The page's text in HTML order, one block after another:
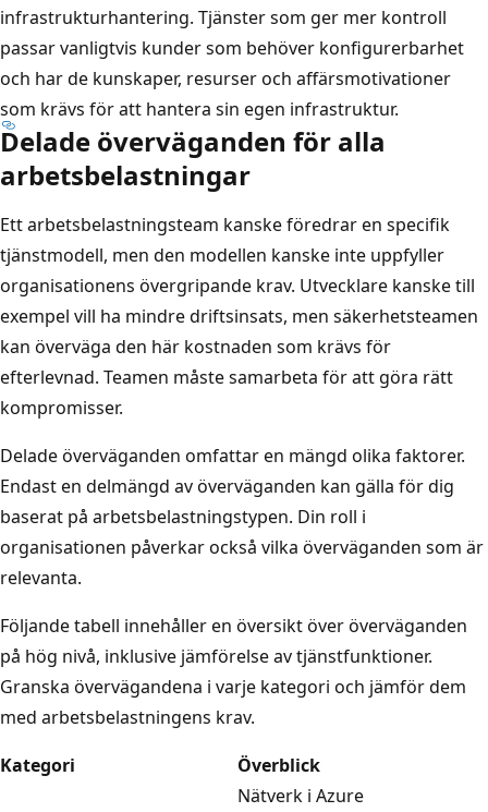
infrastrukturhantering. Tjänster som ger mer kontroll
passar vanligtvis kunder som behöver konfigurerbarhet
och har de kunskaper, resurser och affärsmotivationer
som krävs för att hantera sin egen infrastruktur.
Delade överväganden för alla
arbetsbelastningar
Ett arbetsbelastningsteam kanske föredrar en specifik
tjänstmodell, men den modellen kanske inte uppfyller
organisationens övergripande krav. Utvecklare kanske till
exempel vill ha mindre driftsinsats, men säkerhetsteamen
kan överväga den här kostnaden som krävs för
efterlevnad. Teamen måste samarbeta för att göra rätt
kompromisser.
Delade överväganden omfattar en mängd olika faktorer.
Endast en delmängd av överväganden kan gälla för dig
baserat på arbetsbelastningstypen. Din roll i
organisationen påverkar också vilka överväganden som är
relevanta.
Följande tabell innehåller en översikt över överväganden
på hög nivå, inklusive jämförelse av tjänstfunktioner.
Granska övervägandena i varje kategori och jämför dem
med arbetsbelastningens krav.
Kategori
Överblick
Nätverk i Azure